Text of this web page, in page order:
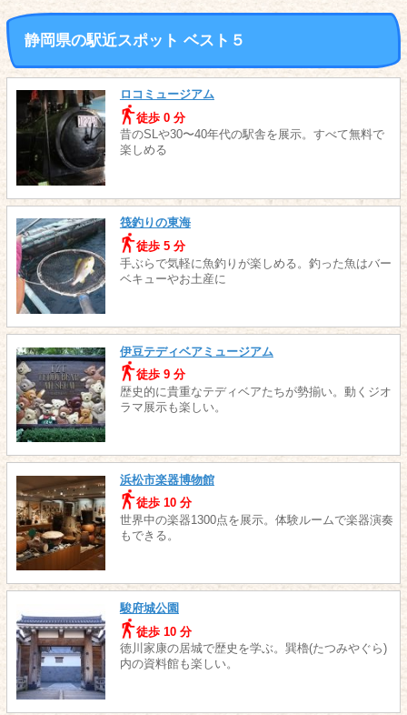
静岡県の駅近スポット ベスト５
ロコミュージアム
徒歩 0 分
昔のSLや30〜40年代の駅舎を展示。すべて無料で
楽しめる
筏釣りの東海
徒歩 5 分
手ぶらで気軽に魚釣りが楽しめる。釣った魚はバー
ベキューやお土産に
伊豆テディベアミュージアム
徒歩 9 分
歴史的に貴重なテディベアたちが勢揃い。動くジオ
ラマ展示も楽しい。
浜松市楽器博物館
徒歩 10 分
世界中の楽器1300点を展示。体験ルームで楽器演奏
もできる。
駿府城公園
徒歩 10 分
徳川家康の居城で歴史を学ぶ。巽櫓(たつみやぐら)
内の資料館も楽しい。